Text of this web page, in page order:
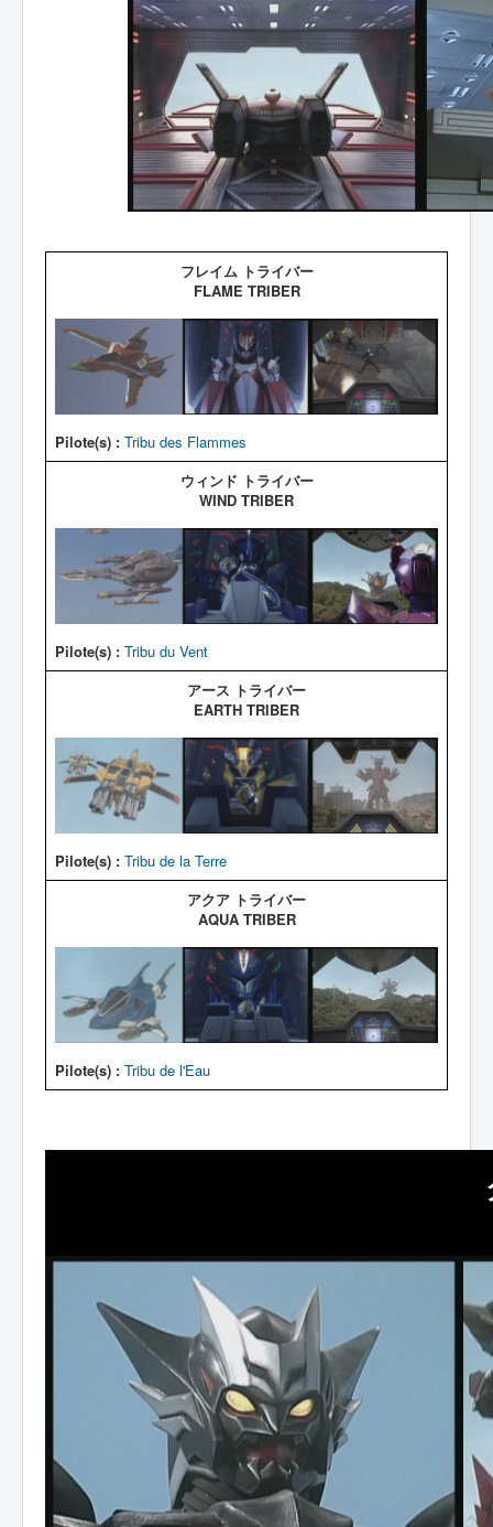
フレイム トライバー
FLAME TRIBER
Pilote(s) : Tribu des Flammes
ウィンド トライバー
WIND TRIBER
Pilote(s) : Tribu du Vent
アース トライバー
EARTH TRIBER
Pilote(s) : Tribu de la Terre
アクア トライバー
AQUA TRIBER
Pilote(s) : Tribu de l'Eau